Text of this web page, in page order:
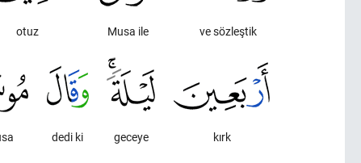
ve sözleştik
Musa ile
otuz
kırk
geceye
dedi ki